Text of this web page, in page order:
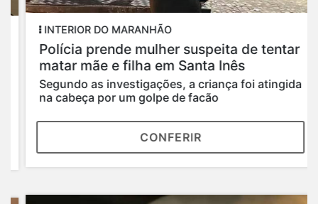
INTERIOR DO MARANHÃO
Polícia prende mulher suspeita de tentar
matar mãe e filha em Santa Inês
Segundo as investigações, a criança foi atingida
na cabeça por um golpe de facão
CONFERIR